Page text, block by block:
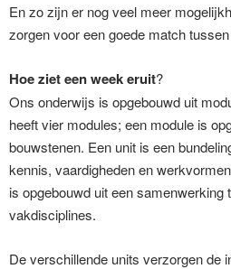
En zo zijn er nog veel meer
zorgen voor een goede match
Hoe ziet een week eruit?
Ons onderwijs is opgebouwd uit
heeft vier modules; een module is
bouwstenen. Een unit is een
kennis, vaardigheden en
is opgebouwd uit een samenwerking
vakdisciplines.
De verschillende units verzorgen de